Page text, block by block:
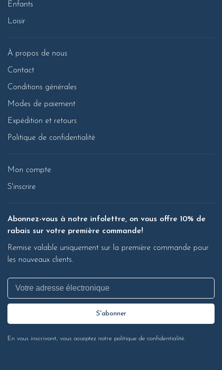
Enfants
Loisir
À propos de nous
Contact
Conditions générales
Modes de paiement
Expédition et retours
Politique de confidentialité
Mon compte
S'inscrire
Abonnez-vous à notre infolettre, on vous offre 10% de
rabais sur votre première commande!
Remise valable uniquement sur la première commande pour
les nouveaux clients.
S'abonner
En vous inscrivant, vous acceptez notre politique de confidentialité.